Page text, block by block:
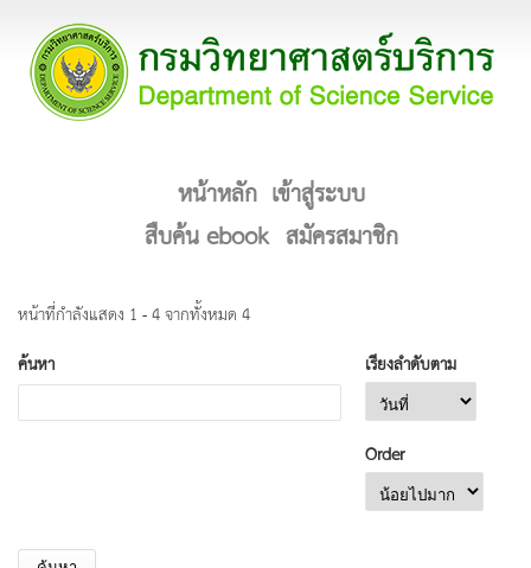
หน้าหลัก เข้าสู่ระบบ
สืบค้น ebook สมัครสมาชิก
หน้าที่กำลังแสดง 1 - 4 จากทั้งหมด 4
ค้นหา
เรียงลำดับตาม
Order